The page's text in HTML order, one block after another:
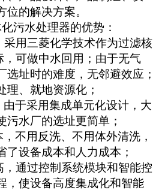
的解决方案。
污水处理器的优势：
采用三菱化学技术作为过滤核
，可做中水回用；由于无气
选址时的难度，无邻避效应；
理、就地资源化；
于采用集成单元化设计，大
污水厂的选址更简单；
不用反洗、不用体外清洗，
了设备成本和人力成本；
通过控制系统模块和智能控
，使设备高度集成化和智能